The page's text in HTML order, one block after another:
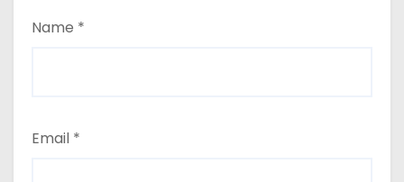
Name *
Email *